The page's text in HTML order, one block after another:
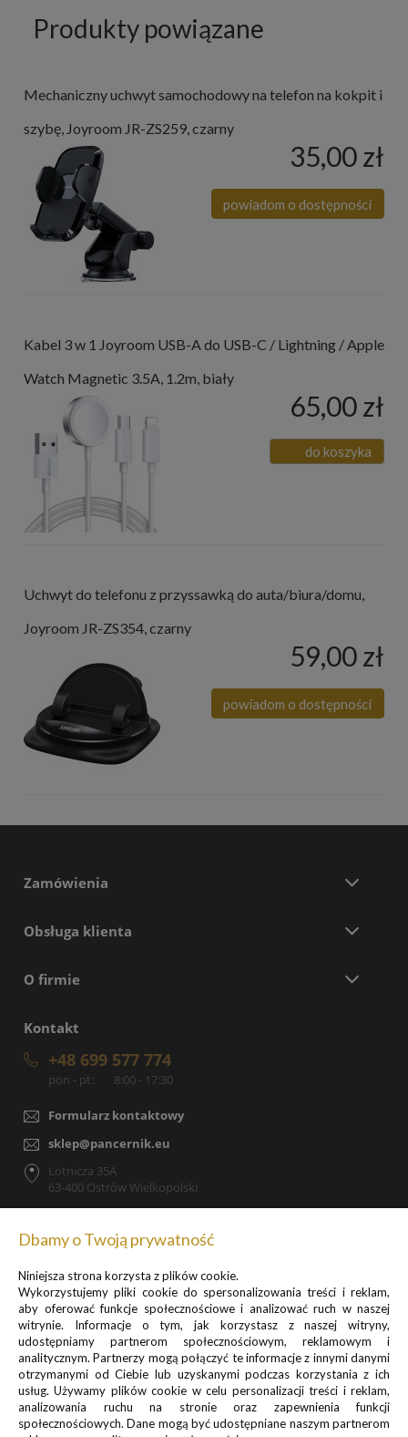
Produkty powiązane
Mechaniczny uchwyt samochodowy na telefon na kokpit i
szybę, Joyroom JR-ZS259, czarny
35,00 zł
powiadom o dostępności
Kabel 3 w 1 Joyroom USB-A do USB-C / Lightning / Apple
Watch Magnetic 3.5A, 1.2m, biały
65,00 zł
do koszyka
Uchwyt do telefonu z przyssawką do auta/biura/domu,
Joyroom JR-ZS354, czarny
59,00 zł
powiadom o dostępności
Zamówienia
Obsługa klienta
O firmie
Kontakt
+48 699 577 774
pon - pt: 8:00 - 17:30
Formularz kontaktowy
sklep@pancernik.eu
Lotnicza 35A
63-400 Ostrów Wielkopolski
Zapisz się do newslettera, by otrzymywać informacje o
promocjach i nowościach
Informacje o przetwarzaniu danych osobowych znajdują się w pkt.
Dbamy o Twoją prywatność
Niniejsza strona korzysta z plików cookie.
Wykorzystujemy pliki cookie do spersonalizowania treści i reklam,
aby oferować funkcje społecznościowe i analizować ruch w naszej
witrynie. Informacje o tym, jak korzystasz z naszej witryny,
udostępniamy partnerom społecznościowym, reklamowym i
analitycznym. Partnerzy mogą połączyć te informacje z innymi danymi
otrzymanymi od Ciebie lub uzyskanymi podczas korzystania z ich
usług. Używamy plików cookie w celu personalizacji treści i reklam,
analizowania ruchu na stronie oraz zapewnienia funkcji
społecznościowych. Dane mogą być udostępniane naszym partnerom